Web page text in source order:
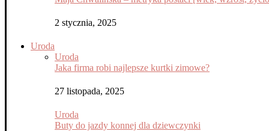
2 stycznia, 2025
Uroda
Uroda
Jaka firma robi najlepsze kurtki zimowe?
27 listopada, 2025
Uroda
Buty do jazdy konnej dla dziewczynki